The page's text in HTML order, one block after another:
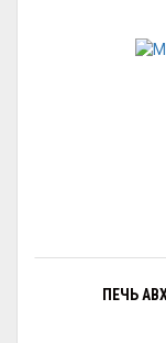
ПЕЧЬ